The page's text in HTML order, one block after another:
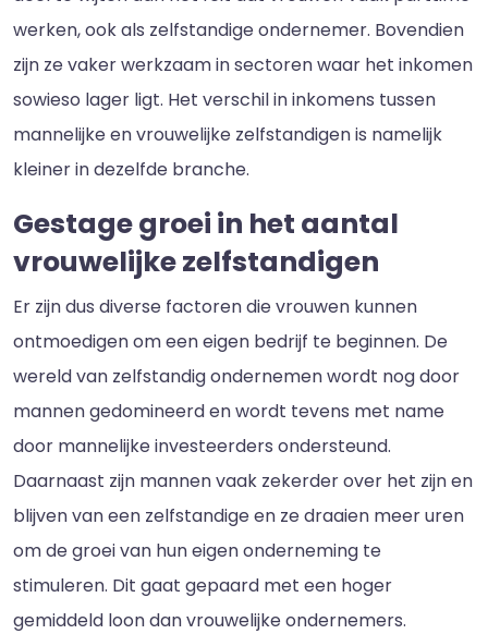
werken, ook als zelfstandige ondernemer. Bovendien
zijn ze vaker werkzaam in sectoren waar het inkomen
sowieso lager ligt. Het verschil in inkomens tussen
mannelijke en vrouwelijke zelfstandigen is namelijk
kleiner in dezelfde branche.
Gestage groei in het aantal
vrouwelijke zelfstandigen
Er zijn dus diverse factoren die vrouwen kunnen
ontmoedigen om een eigen bedrijf te beginnen. De
wereld van zelfstandig ondernemen wordt nog door
mannen gedomineerd en wordt tevens met name
door mannelijke investeerders ondersteund.
Daarnaast zijn mannen vaak zekerder over het zijn en
blijven van een zelfstandige en ze draaien meer uren
om de groei van hun eigen onderneming te
stimuleren. Dit gaat gepaard met een hoger
gemiddeld loon dan vrouwelijke ondernemers.